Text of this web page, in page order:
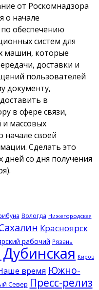
от Роскомнадзора
о начале
обеспечению
систем для
машин, которые
доставки и
пользователей
документу,
в
в сфере связи,
массовых
своей
Сделать это
дней со дня получения
Вологда Нижегородская
Красноярск
рабочий Рязань
Киров
время Южно-
Север Пресс-релиз